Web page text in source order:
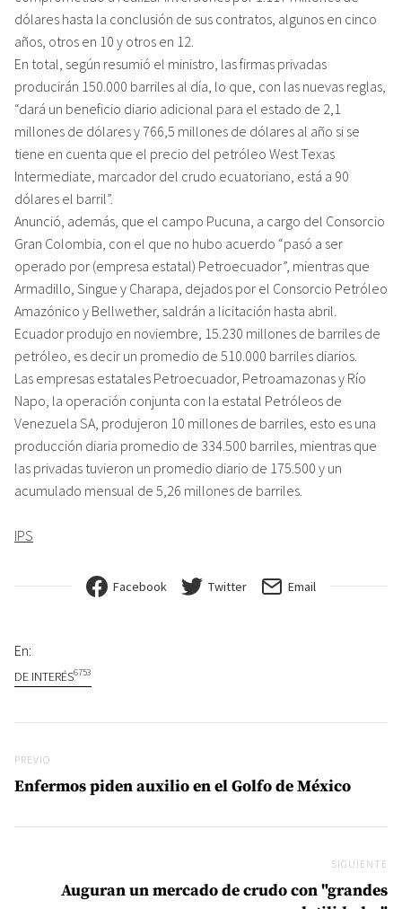
dólares hasta la conclusión de sus contratos, algunos en cinco
años, otros en 10 y otros en 12.
En total, según resumió el ministro, las firmas privadas
producirán 150.000 barriles al día, lo que, con las nuevas reglas,
“dará un beneficio diario adicional para el estado de 2,1
millones de dólares y 766,5 millones de dólares al año si se
tiene en cuenta que el precio del petróleo West Texas
Intermediate, marcador del crudo ecuatoriano, está a 90
dólares el barril”.
Anunció, además, que el campo Pucuna, a cargo del Consorcio
Gran Colombia, con el que no hubo acuerdo “pasó a ser
operado por (empresa estatal) Petroecuador”, mientras que
Armadillo, Singue y Charapa, dejados por el Consorcio Petróleo
Amazónico y Bellwether, saldrán a licitación hasta abril.
Ecuador produjo en noviembre, 15.230 millones de barriles de
petróleo, es decir un promedio de 510.000 barriles diarios.
Las empresas estatales Petroecuador, Petroamazonas y Río
Napo, la operación conjunta con la estatal Petróleos de
Venezuela SA, produjeron 10 millones de barriles, esto es una
producción diaria promedio de 334.500 barriles, mientras que
las privadas tuvieron un promedio diario de 175.500 y un
acumulado mensual de 5,26 millones de barriles.
IPS
Facebook Twitter Email
En:
DE INTERÉS6753
Previo
PREVIO
Enfermos piden auxilio en el Golfo de México
SIGUIENTE
Auguran un mercado de crudo con "grandes